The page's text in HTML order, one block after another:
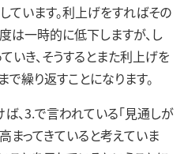
います。利上げをすればその
は一時的に低下しますが、し
いき、そうするとまた利上げを
で繰り返すことになります。
、3.で言われている「見通しが
まってきていると考えていま